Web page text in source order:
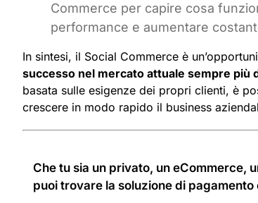
Commerce per capire cosa
performance e aumentare
In sintesi, il Social Commerce è
successo nel mercato attuale sempre più
basata sulle esigenze dei propri clienti, è
crescere in modo rapido il business
Che tu sia un privato, un eCommerce,
puoi trovare la soluzione di